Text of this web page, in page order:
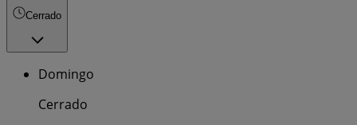
Cerrado
Domingo
Cerrado